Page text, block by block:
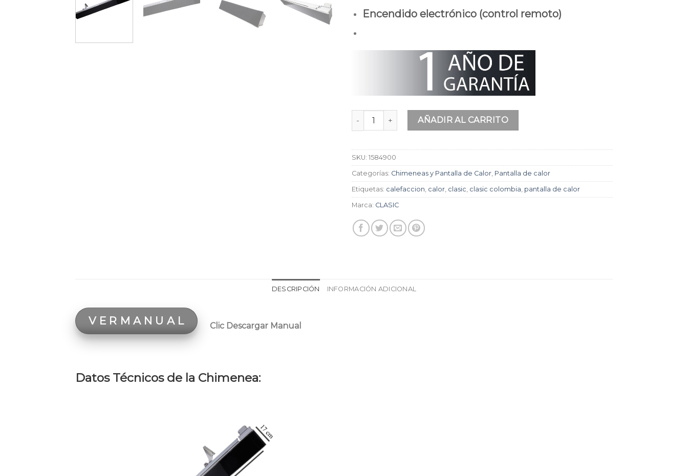
Encendido electrónico (control remoto)
Pantalla de Calor 2200 cantidadAÑADIR AL CARRITO
SKU: 1584900
Categorías: Chimeneas y Pantalla de Calor, Pantalla de calor
Etiquetas: calefaccion, calor, clasic, clasic colombia, pantalla de calor
Marca: CLASIC
DESCRIPCIÓN INFORMACIÓN ADICIONAL
V E R M A N U A L Clic Descargar Manual
Datos Técnicos de la Chimenea: